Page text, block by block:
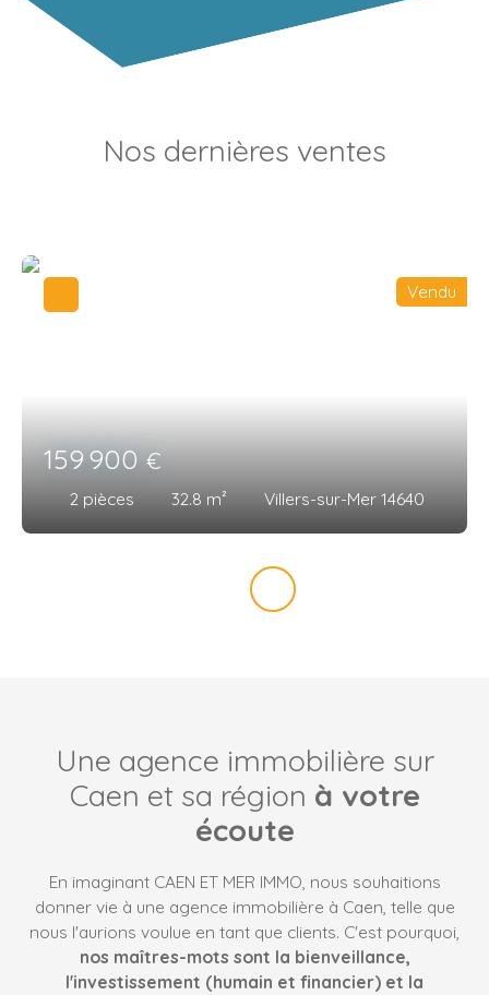
Nos dernières ventes
159 900€
2 pièces 32.8 m² Villers-sur-Mer 14640
Vendu
Une agence immobilière sur
Caen et sa région à votre
écoute
En imaginant CAEN ET MER IMMO, nous souhaitions
donner vie à une agence immobilière à Caen, telle que
nous l'aurions voulue en tant que clients. C'est pourquoi,
nos maîtres-mots sont la bienveillance,
l'investissement (humain et financier) et la